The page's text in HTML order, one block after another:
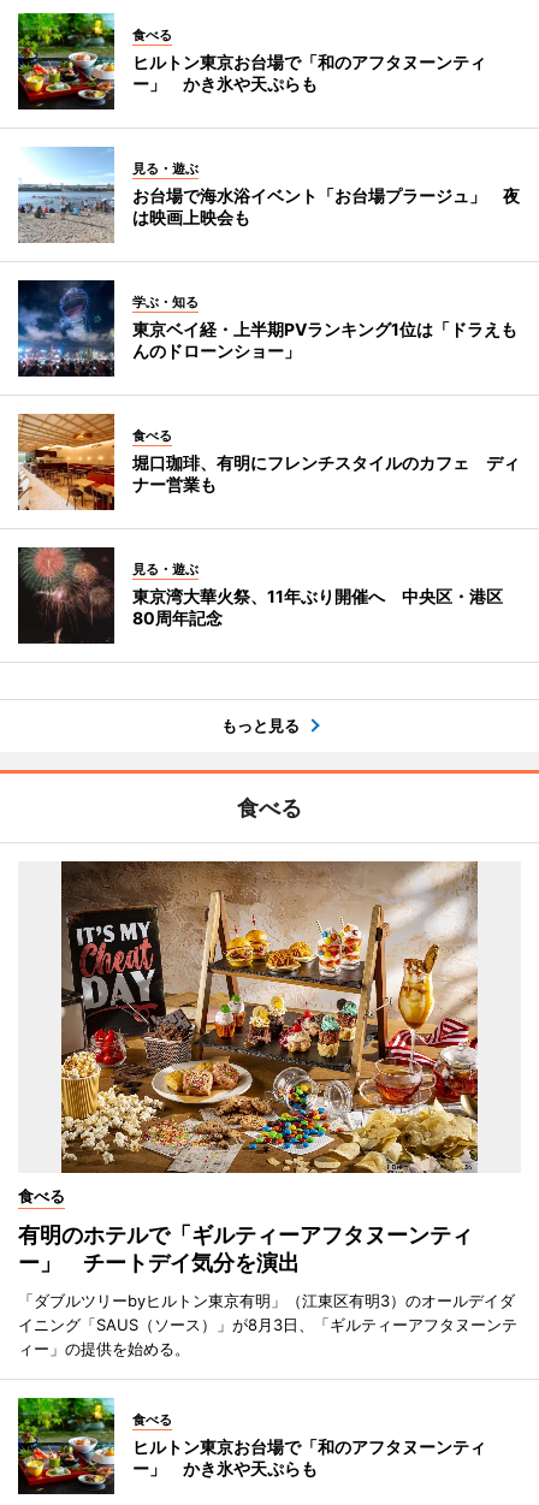
食べる
ヒルトン東京お台場で「和のアフタヌーンティ
ー」 かき氷や天ぷらも
見る・遊ぶ
お台場で海水浴イベント「お台場プラージュ」 夜
は映画上映会も
学ぶ・知る
東京ベイ経・上半期PVランキング1位は「ドラえも
んのドローンショー」
食べる
堀口珈琲、有明にフレンチスタイルのカフェ ディ
ナー営業も
見る・遊ぶ
東京湾大華火祭、11年ぶり開催へ 中央区・港区
80周年記念
もっと見る
食べる
食べる
有明のホテルで「ギルティーアフタヌーンティ
ー」 チートデイ気分を演出
「ダブルツリーbyヒルトン東京有明」（江東区有明3）のオールデイダ
イニング「SAUS（ソース）」が8月3日、「ギルティーアフタヌーンテ
ィー」の提供を始める。
食べる
ヒルトン東京お台場で「和のアフタヌーンティ
ー」 かき氷や天ぷらも